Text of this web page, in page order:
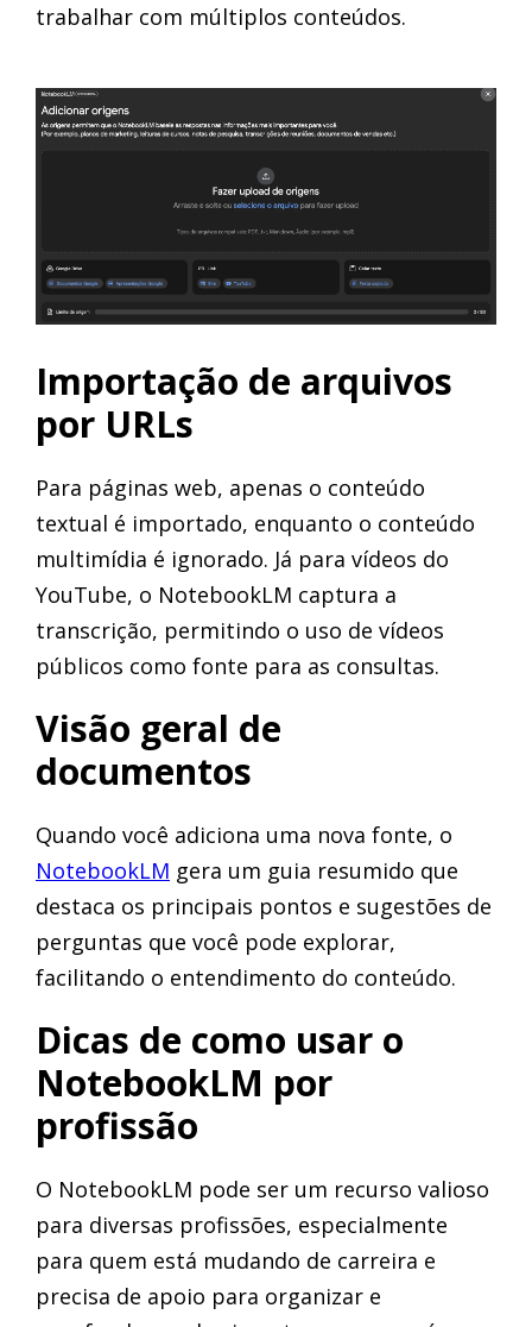
trabalhar com múltiplos conteúdos.
Importação de arquivos
por URLs
Para páginas web, apenas o conteúdo
textual é importado, enquanto o conteúdo
multimídia é ignorado. Já para vídeos do
YouTube, o NotebookLM captura a
transcrição, permitindo o uso de vídeos
públicos como fonte para as consultas.
Visão geral de
documentos
Quando você adiciona uma nova fonte, o
NotebookLM gera um guia resumido que
destaca os principais pontos e sugestões de
perguntas que você pode explorar,
facilitando o entendimento do conteúdo.
Dicas de como usar o
NotebookLM por
profissão
O NotebookLM pode ser um recurso valioso
para diversas profissões, especialmente
para quem está mudando de carreira e
precisa de apoio para organizar e